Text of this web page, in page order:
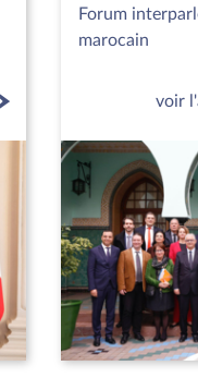
Forum
marocain
voir